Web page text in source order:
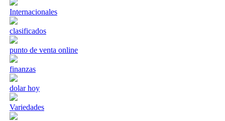
Internacionales
clasificados
punto de venta online
finanzas
dolar hoy
Variedades